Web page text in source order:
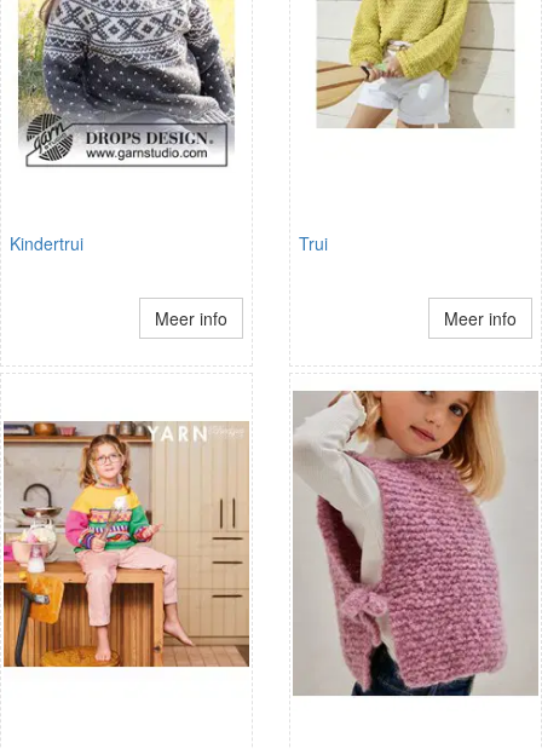
Kindertrui
Meer info
Trui
Meer info